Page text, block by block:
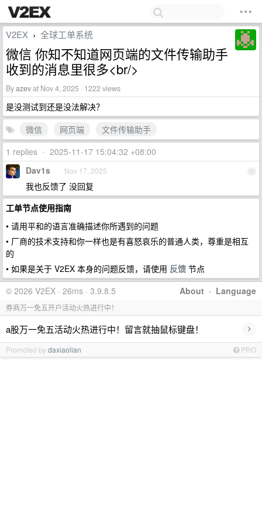
V2EX › 全球工单系统
微信 你知不知道网页端的文件传输助手
收到的消息里很多<br/>
Byazevat Nov 4, 2025 · 1222 views
是没测试到还是没法解决？
微信
网页端
文件传输助手
1 replies • 2025-11-17 15:04:32 +08:00
1
Dav1s Nov 17, 2025
我也反馈了 没回复
工单节点使用指南
• 请用平和的语言准确描述你所遇到的问题
• 厂商的技术支持和你一样也是有喜怒哀乐的普通人类，尊重是相互
的
• 如果是关于 V2EX 本身的问题反馈，请使用 反馈 节点
About · Language
© 2026 V2EX · 26ms · 3.9.8.5
券商万一免五开户活动火热进行中！
a股万一免五活动火热进行中！留言就抽鼠标键盘！ ›
Promoted bydaxiaolian PRO